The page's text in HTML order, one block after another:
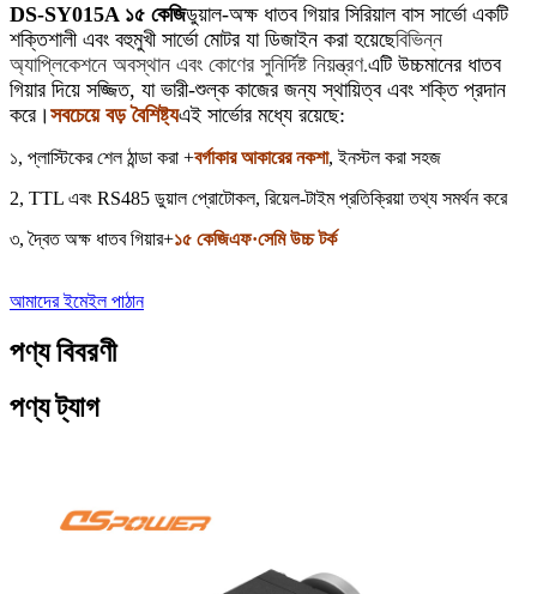
DS-SY015A ১৫ কেজিডুয়াল-অক্ষ ধাতব গিয়ার সিরিয়াল বাস সার্ভো একটি
শক্তিশালী এবং বহুমুখী সার্ভো মোটর যা ডিজাইন করা হয়েছেবিভিন্ন
অ্যাপ্লিকেশনে অবস্থান এবং কোণের সুনির্দিষ্ট নিয়ন্ত্রণ.এটি উচ্চমানের ধাতব
গিয়ার দিয়ে সজ্জিত, যা ভারী-শুল্ক কাজের জন্য স্থায়িত্ব এবং শক্তি প্রদান
করে। সবচেয়ে বড় বৈশিষ্ট্যএই সার্ভোর মধ্যে রয়েছে:
১, প্লাস্টিকের শেল ঠান্ডা করা +বর্গাকার আকারের নকশা, ইনস্টল করা সহজ
2, TTL এবং RS485 ডুয়াল প্রোটোকল, রিয়েল-টাইম প্রতিক্রিয়া তথ্য সমর্থন করে
৩, দ্বৈত অক্ষ ধাতব গিয়ার+১৫ কেজিএফ·সেমি উচ্চ টর্ক
আমাদের ইমেইল পাঠান
পণ্য বিবরণী
পণ্য ট্যাগ